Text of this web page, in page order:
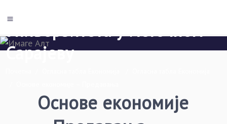
Сарајеву
Основе економије